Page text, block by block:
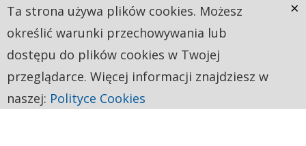
Ta strona używa plików cookies. Możesz
określić warunki przechowywania lub
dostępu do plików cookies w Twojej
przeglądarce. Więcej informacji znajdziesz w
naszej: Polityce Cookies
×